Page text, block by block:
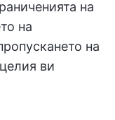
на
на
на
ви